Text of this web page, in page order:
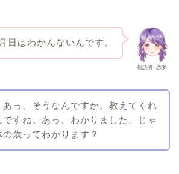
相談者･恋夢
日はわかんないんです。
あっ、そうなんですか。教えてくれ
ですね。あっ、わかりました。じゃ
の歳ってわかります？